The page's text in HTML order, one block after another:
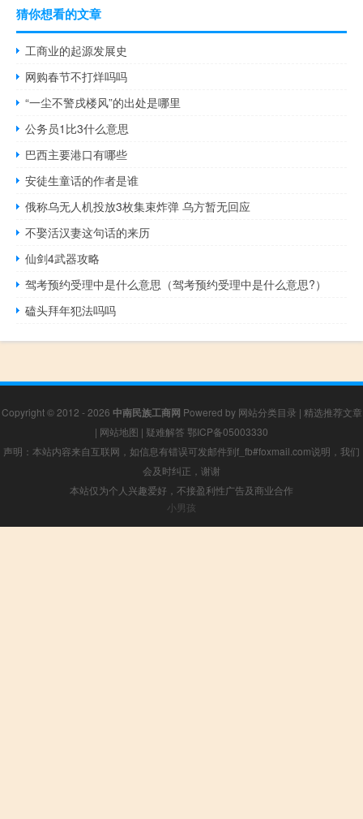
猜你想看的文章
工商业的起源发展史
网购春节不打烊吗吗
“一尘不警戌楼风”的出处是哪里
公务员1比3什么意思
巴西主要港口有哪些
安徒生童话的作者是谁
俄称乌无人机投放3枚集束炸弹 乌方暂无回应
不娶活汉妻这句话的来历
仙剑4武器攻略
驾考预约受理中是什么意思（驾考预约受理中是什么意思?）
磕头拜年犯法吗吗
Copyright © 2012 - 2026 中南民族工商网 Powered by 网站分类目录 | 精选推荐文章
| 网站地图 | 疑难解答 鄂ICP备05003330
声明：本站内容来自互联网，如信息有错误可发邮件到f_fb#foxmail.com说明，我们
会及时纠正，谢谢
本站仅为个人兴趣爱好，不接盈利性广告及商业合作
小男孩